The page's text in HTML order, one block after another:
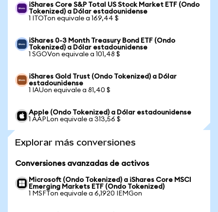
iShares Core S&P Total US Stock Market ETF (Ondo
Tokenized) a Dólar estadounidense
1 ITOTon equivale a 169,44 $
iShares 0-3 Month Treasury Bond ETF (Ondo
Tokenized) a Dólar estadounidense
1 SGOVon equivale a 101,48 $
iShares Gold Trust (Ondo Tokenized) a Dólar
estadounidense
1 IAUon equivale a 81,40 $
Apple (Ondo Tokenized) a Dólar estadounidense
1 AAPLon equivale a 313,56 $
Explorar más conversiones
Conversiones avanzadas de activos
Microsoft (Ondo Tokenized) a iShares Core MSCI
Emerging Markets ETF (Ondo Tokenized)
1 MSFTon equivale a 6,1920 IEMGon